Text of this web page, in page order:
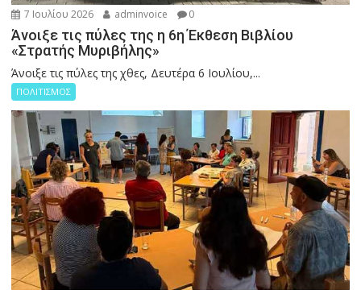
7 Ιουλίου 2026 adminvoice 0
Άνοιξε τις πύλες της η 6η Έκθεση Βιβλίου
«Στρατής Μυριβήλης»
Άνοιξε τις πύλες της χθες, Δευτέρα 6 Ιουλίου,...
ΠΟΛΙΤΙΣΜΟΣ